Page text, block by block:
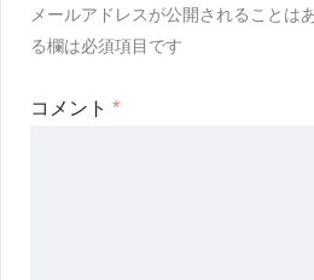
メールアドレスが公開されることは
る欄は必須項目です
コメント *